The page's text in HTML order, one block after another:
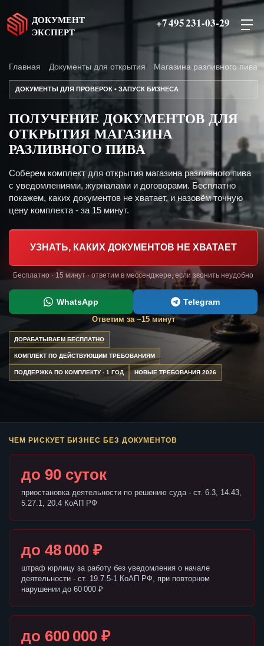
ДОКУМЕНТ
ЭКСПЕРТ
+7 495 231-03-29
Главная Документы для открытия Магазина разливного пива
ДОКУМЕНТЫ ДЛЯ ПРОВЕРОК • ЗАПУСК БИЗНЕСА
ПОЛУЧЕНИЕ ДОКУМЕНТОВ ДЛЯ
ОТКРЫТИЯ МАГАЗИНА
РАЗЛИВНОГО ПИВА
Соберем комплект для открытия магазина разливного пива
с уведомлениями, журналами и договорами. Бесплатно
покажем, каких документов не хватает, и назовём точную
цену комплекта - за 15 минут.
УЗНАТЬ, КАКИХ ДОКУМЕНТОВ НЕ ХВАТАЕТ
Бесплатно · 15 минут · ответим в мессенджере, если звонить неудобно
WhatsApp Telegram
Ответим за ~15 минут
ДОРАБАТЫВАЕМ БЕСПЛАТНО
КОМПЛЕКТ ПО ДЕЙСТВУЮЩИМ ТРЕБОВАНИЯМ
ПОДДЕРЖКА ПО КОМПЛЕКТУ - 1 ГОД НОВЫЕ ТРЕБОВАНИЯ 2026
ЧЕМ РИСКУЕТ БИЗНЕС БЕЗ ДОКУМЕНТОВ
до 90 суток
приостановка деятельности по решению суда - ст. 6.3, 14.43,
5.27.1, 20.4 КоАП РФ
до 48 000 ₽
штраф юрлицу за работу без уведомления о начале
деятельности - ст. 19.7.5-1 КоАП РФ, при повторном
нарушении до 60 000 ₽
до 600 000 ₽